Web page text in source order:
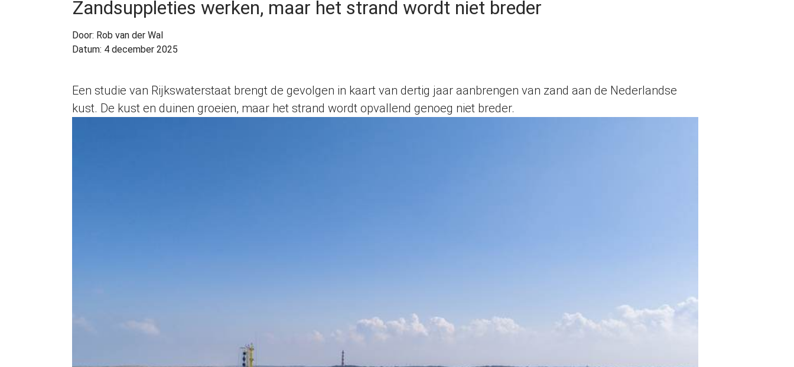
Zandsuppleties werken, maar het strand wordt niet breder
Door: Rob van der Wal
Datum: 4 december 2025
Een studie van Rijkswaterstaat brengt de gevolgen in kaart van dertig jaar aanbrengen van zand aan de Nederlandse
kust. De kust en duinen groeien, maar het strand wordt opvallend genoeg niet breder.